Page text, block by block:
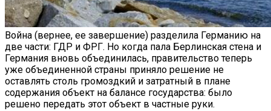
Война (вернее, ее завершение) разделила Германию на
две части: ГДР и ФРГ. Но когда пала Берлинская стена и
Германия вновь объединилась, правительство теперь
уже объединенной страны приняло решение не
оставлять столь громоздкий и затратный в плане
содержания объект на балансе государства: было
решено передать этот объект в частные руки.